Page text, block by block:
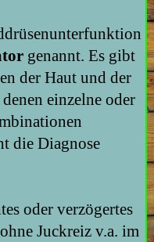
genannt. Es gibt
der Haut und der
einzelne oder
die Diagnose
oder verzögertes
Juckreiz v.a. im